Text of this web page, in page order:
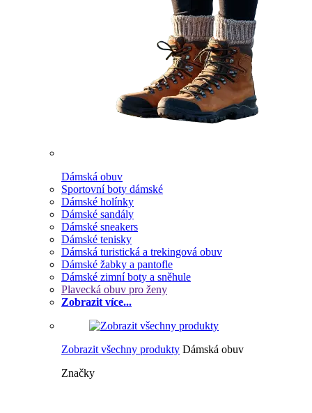
Dámská obuv
Sportovní boty dámské
Dámské holínky
Dámské sandály
Dámské sneakers
Dámské tenisky
Dámská turistická a trekingová obuv
Dámské žabky a pantofle
Dámské zimní boty a sněhule
Plavecká obuv pro ženy
Zobrazit více...
Zobrazit všechny produkty Dámská obuv
Značky